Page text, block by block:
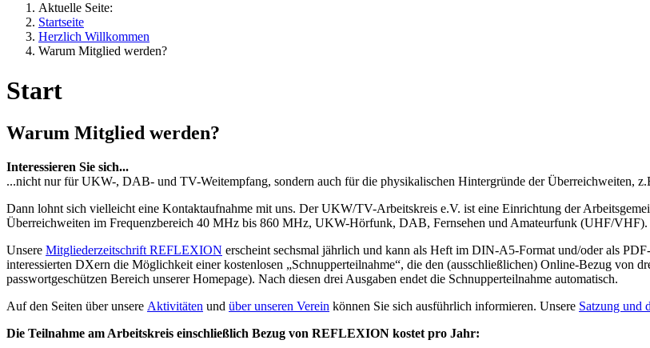
Aktuelle Seite:
Startseite
Herzlich Willkommen
Warum Mitglied werden?
Start
Warum Mitglied werden?
Interessieren Sie sich...
...nicht nur für UKW-, DAB- und TV-Weitempfang, sondern auch für die physikalischen Hintergründe der Überreichweiten,
Dann lohnt sich vielleicht eine Kontaktaufnahme mit uns. Der UKW/TV-Arbeitskreis e.V. ist eine Einrichtung der
Überreichweiten im Frequenzbereich 40 MHz bis 860 MHz, UKW-Hörfunk, DAB, Fernsehen und Amateurfunk (UHF/VHF).
Unsere Mitgliederzeitschrift REFLEXION erscheint sechsmal jährlich und kann als Heft im DIN-A5-Format und/oder als
interessierten DXern die Möglichkeit einer kostenlosen „Schnupperteilnahme“, die den (ausschließlichen) Online-Bezug
passwortgeschützen Bereich unserer Homepage). Nach diesen drei Ausgaben endet die Schnupperteilnahme automatisch.
Auf den Seiten über unsere Aktivitäten und über unseren Verein können Sie sich ausführlich informieren. Unsere Satzung und
Die Teilnahme am Arbeitskreis einschließlich Bezug von REFLEXION kostet pro Jahr: